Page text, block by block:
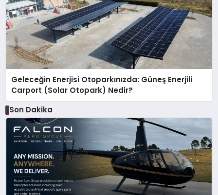
Geleceğin Enerjisi Otoparkınızda: Güneş Enerjili
Carport (Solar Otopark) Nedir?
Son Dakika